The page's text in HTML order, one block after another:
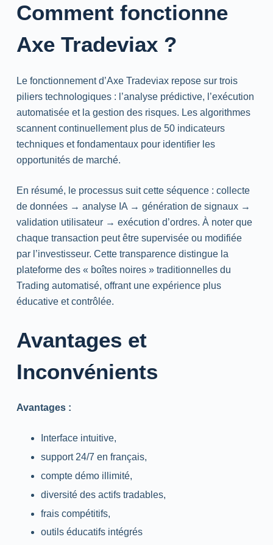
Comment fonctionne
Axe Tradeviax ?
Le fonctionnement d’Axe Tradeviax repose sur trois
piliers technologiques : l’analyse prédictive, l’exécution
automatisée et la gestion des risques. Les algorithmes
scannent continuellement plus de 50 indicateurs
techniques et fondamentaux pour identifier les
opportunités de marché.
En résumé, le processus suit cette séquence : collecte
de données → analyse IA → génération de signaux →
validation utilisateur → exécution d’ordres. À noter que
chaque transaction peut être supervisée ou modifiée
par l’investisseur. Cette transparence distingue la
plateforme des « boîtes noires » traditionnelles du
Trading automatisé, offrant une expérience plus
éducative et contrôlée.
Avantages et
Inconvénients
Avantages :
Interface intuitive,
support 24/7 en français,
compte démo illimité,
diversité des actifs tradables,
frais compétitifs,
outils éducatifs intégrés